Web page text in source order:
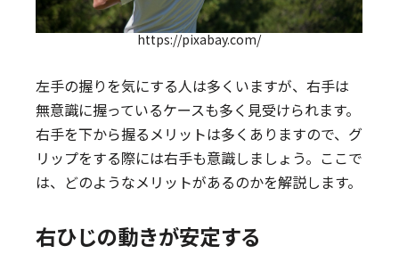
https://pixabay.com/
左手の握りを気にする人は多くいますが、右手は
無意識に握っているケースも多く見受けられます。
右手を下から握るメリットは多くありますので、グ
リップをする際には右手も意識しましょう。ここで
は、どのようなメリットがあるのかを解説します。
右ひじの動きが安定する